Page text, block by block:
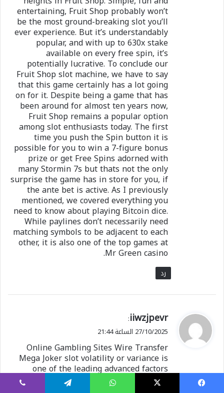
entertaining, Fruit Shop probably won’t
be the most ground-breaking slot you’ll
ever experience. But it’s understandably
popular, and with up to 630x stake
available on every free spin, it’s
potentially lucrative. To conclude our
Fruit Shop slot machine, we have to say
that this game certainly has a lot going
on for it. Despite being a game that has
been around for almost ten years now,
Fruit Shop remains a popular option
among slot enthusiasts today. The first
time you push the Spin button it is
possible for you to win a 7-figure bonus
prize or get Free Spins adorned with
many Stormin 7s but thats not the only
surprise the game has in store for you, if
the ante bet is active. As I previously
mentioned, we covered everything you
need to know about playing Bitcoin dice.
While paylines don’t necessarily need
matching symbols to be adjacent to each
other, it is also one of the top games at
Mr Green casino.
رد
ي
ق
ل
iiwzjpevr
:
27/10/2025 الساعة 21:44
Online Gambling Sites Wire Transfer
Mega Joker slot volatility or variance is
one of the leading advanced factors
attracting players. When you see the
numbers, you will know how much that